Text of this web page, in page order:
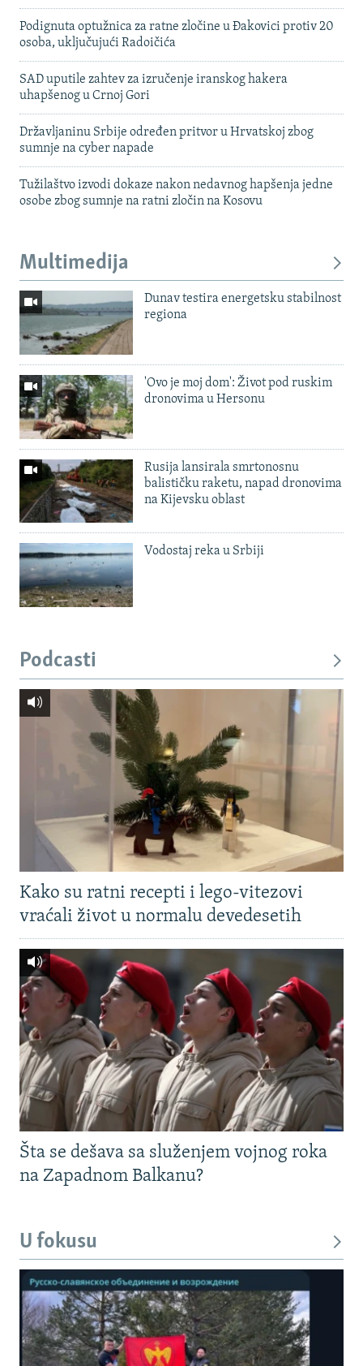
Podignuta optužnica za ratne zločine u Đakovici protiv 20
osoba, uključujući Radoičića
SAD uputile zahtev za izručenje iranskog hakera
uhapšenog u Crnoj Gori
Državljaninu Srbije određen pritvor u Hrvatskoj zbog
sumnje na cyber napade
Tužilaštvo izvodi dokaze nakon nedavnog hapšenja jedne
osobe zbog sumnje na ratni zločin na Kosovu
Multimedija
Dunav testira energetsku stabilnost
regiona
'Ovo je moj dom': Život pod ruskim
dronovima u Hersonu
Rusija lansirala smrtonosnu
balističku raketu, napad dronovima
na Kijevsku oblast
Vodostaj reka u Srbiji
Podcasti
Kako su ratni recepti i lego-vitezovi
vraćali život u normalu devedesetih
Šta se dešava sa služenjem vojnog roka
na Zapadnom Balkanu?
U fokusu